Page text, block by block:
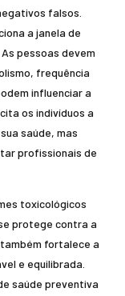
falsos.
a janela de
pessoas devem
frequência
influenciar a
os indivíduos a
saúde, mas
profissionais de
toxicológicos
protege contra a
fortalece a
e equilibrada.
saúde preventiva